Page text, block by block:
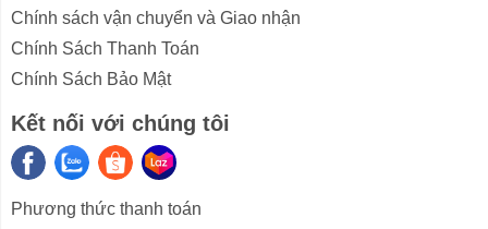
Chính sách vận chuyển và Giao nhận
Chính Sách Thanh Toán
Chính Sách Bảo Mật
Kết nối với chúng tôi
Phương thức thanh toán